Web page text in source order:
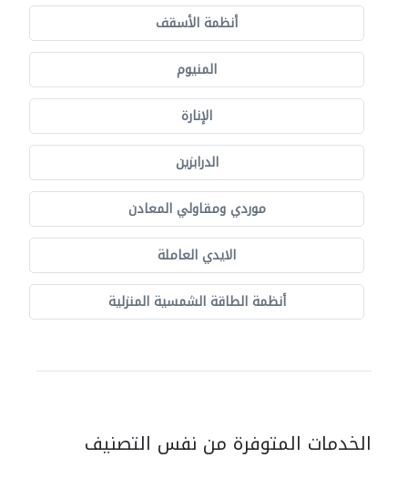
أنظمة الأسقف
المنيوم
الإنارة
الدرابزين
موردي ومقاولي المعادن
الايدي العاملة
أنظمة الطاقة الشمسية المنزلية
الخدمات المتوفرة من نفس التصنيف